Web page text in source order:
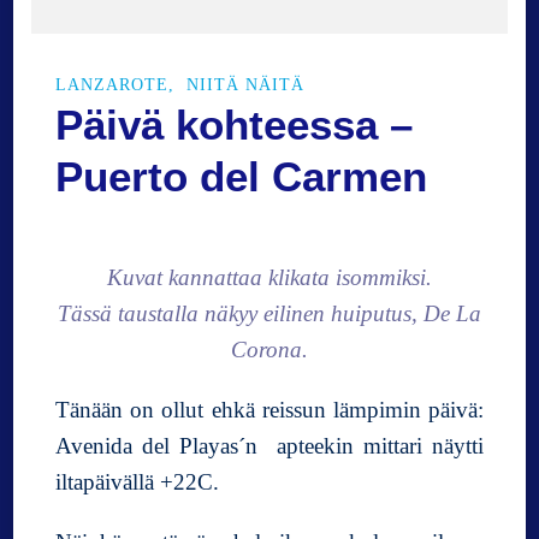
n
LANZAROTE NIITÄ NÄITÄ
Päivä kohteessa –
Puerto del Carmen
Kuvat kannattaa klikata isommiksi.
Tässä taustalla näkyy eilinen huiputus, De La
Corona.
Tänään on ollut ehkä reissun lämpimin päivä:
Avenida del Playas´n apteekin mittari näytti
iltapäivällä +22C.